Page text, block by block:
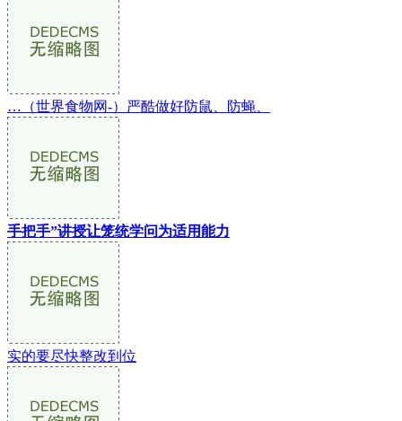
…（世界食物网-）严酷做好防鼠、防蝇、
手把手”讲授让笼统学问为适用能力
实的要尽快整改到位